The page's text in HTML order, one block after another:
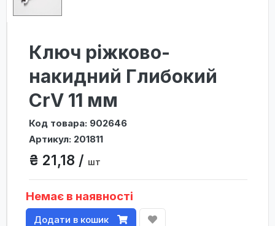
Ключ ріжково-
накидний Глибокий
CrV 11 мм
Код товара: 902646
Артикул: 201811
₴ 21,18 / шт
Немає в наявності
Додати в кошик